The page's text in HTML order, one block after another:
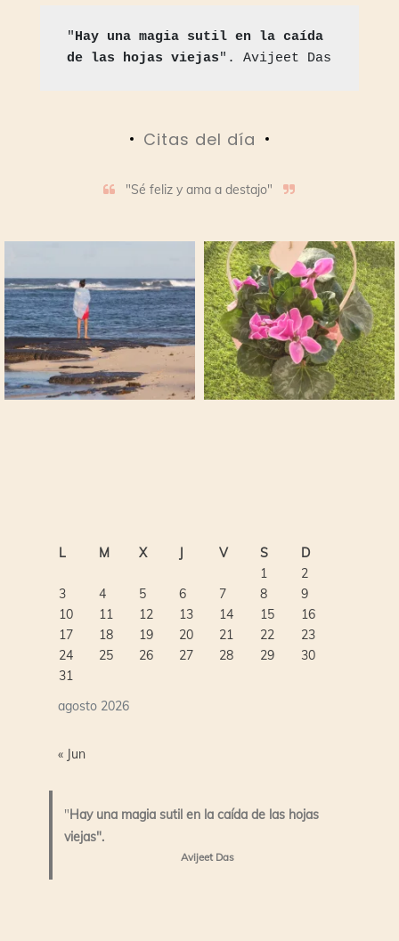
"Hay una magia sutil en la caída
de las hojas viejas". Avijeet Das
Citas del día
"Sé feliz y ama a destajo"
agosto 2026
L M X J V S
D
1
2
3
4 5 6 7 8
9
10
11 12 13 14 15
16
17
18 19 20 21 22
23
24
25 26 27 28 29
30
31
« Jun
"Hay una magia sutil en la caída de las hojas
viejas".
Avijeet Das